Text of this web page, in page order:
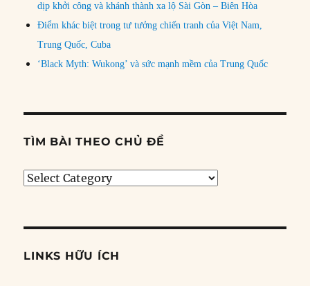
dịp khởi công và khánh thành xa lộ Sài Gòn – Biên Hòa
Điểm khác biệt trong tư tưởng chiến tranh của Việt Nam,
Trung Quốc, Cuba
‘Black Myth: Wukong’ và sức mạnh mềm của Trung Quốc
TÌM BÀI THEO CHỦ ĐỀ
Tìm
đề
LINKS HỮU ÍCH